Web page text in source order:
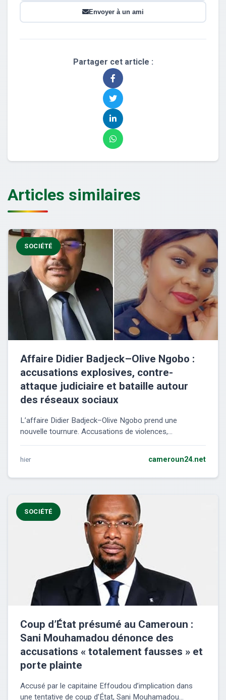
Envoyer à un ami
Partager cet article :
Articles similaires
SOCIÉTÉ
Affaire Didier Badjeck–Olive Ngobo :
accusations explosives, contre-
attaque judiciaire et bataille autour
des réseaux sociaux
L’affaire Didier Badjeck–Olive Ngobo prend une
nouvelle tournure. Accusations de violences,...
hier cameroun24.net
SOCIÉTÉ
Coup d’État présumé au Cameroun :
Sani Mouhamadou dénonce des
accusations « totalement fausses » et
porte plainte
Accusé par le capitaine Effoudou d’implication dans
une tentative de coup d’État, Sani Mouhamadou...